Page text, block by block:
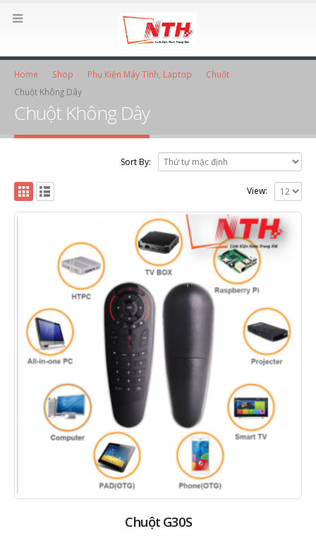
Home Shop Phụ Kiện Máy Tính, Laptop
Chuột
Chuột Không Dây
Chuột Không Dây
Sort By:
View:
Chuột G30S